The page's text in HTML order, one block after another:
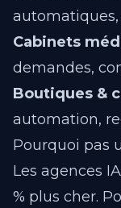
Cabinets
demandes,
Boutiques &
automation,
Pourquoi pas
Les agences
% plus cher.